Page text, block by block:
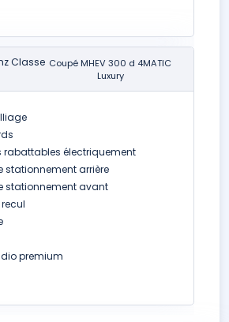
Classe Coupé MHEV 300 d 4MATIC
Luxury
rabattables électriquement
stationnement arrière
stationnement avant
premium